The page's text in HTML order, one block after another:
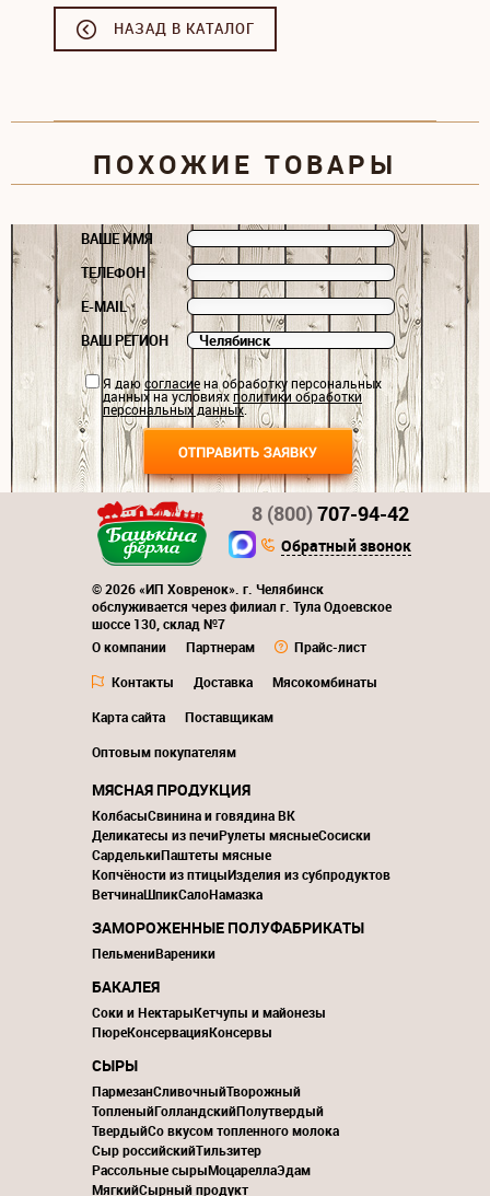
НАЗАД В КАТАЛОГ
ПОХОЖИЕ ТОВАРЫ
ВАШЕ ИМЯ
ТЕЛЕФОН
E-MAIL
ВАШ РЕГИОН
Я даюсогласиена обработку персональных
данных на условияхполитики обработки
персональных данных.
© 2026 «ИП Ховренок». г. Челябинск
обслуживается через филиал г. Тула Одоевское
шоссе 130, склад №7
О компании
Партнерам
Прайс-лист
Контакты
Доставка
Мясокомбинаты
Карта сайта
Поставщикам
Оптовым покупателям
8 (800)707-94-42
Обратный звонок
МЯСНАЯ ПРОДУКЦИЯ
КолбасыСвинина и говядина ВК
Деликатесы из печиРулеты мясныеСосиски
СарделькиПаштеты мясные
Копчёности из птицыИзделия из субпродуктов
ВетчинаШпикСалоНамазка
ЗАМОРОЖЕННЫЕ ПОЛУФАБРИКАТЫ
ПельмениВареники
БАКАЛЕЯ
Соки и НектарыКетчупы и майонезы
ПюреКонсервацияКонсервы
СЫРЫ
ПармезанСливочныйТворожный
ТопленыйГолландскийПолутвердый
ТвердыйСо вкусом топленного молока
Сыр российскийТильзитер
Рассольные сырыМоцареллаЭдам
МягкийСырный продукт